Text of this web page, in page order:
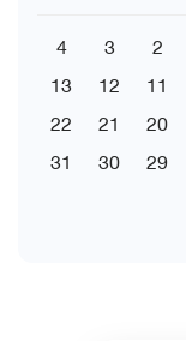
2
3
4
11
12
13
20
21
22
29
30
31